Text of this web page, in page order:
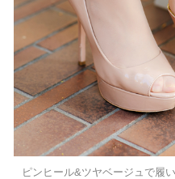
ピンヒール&ツヤベージュで履